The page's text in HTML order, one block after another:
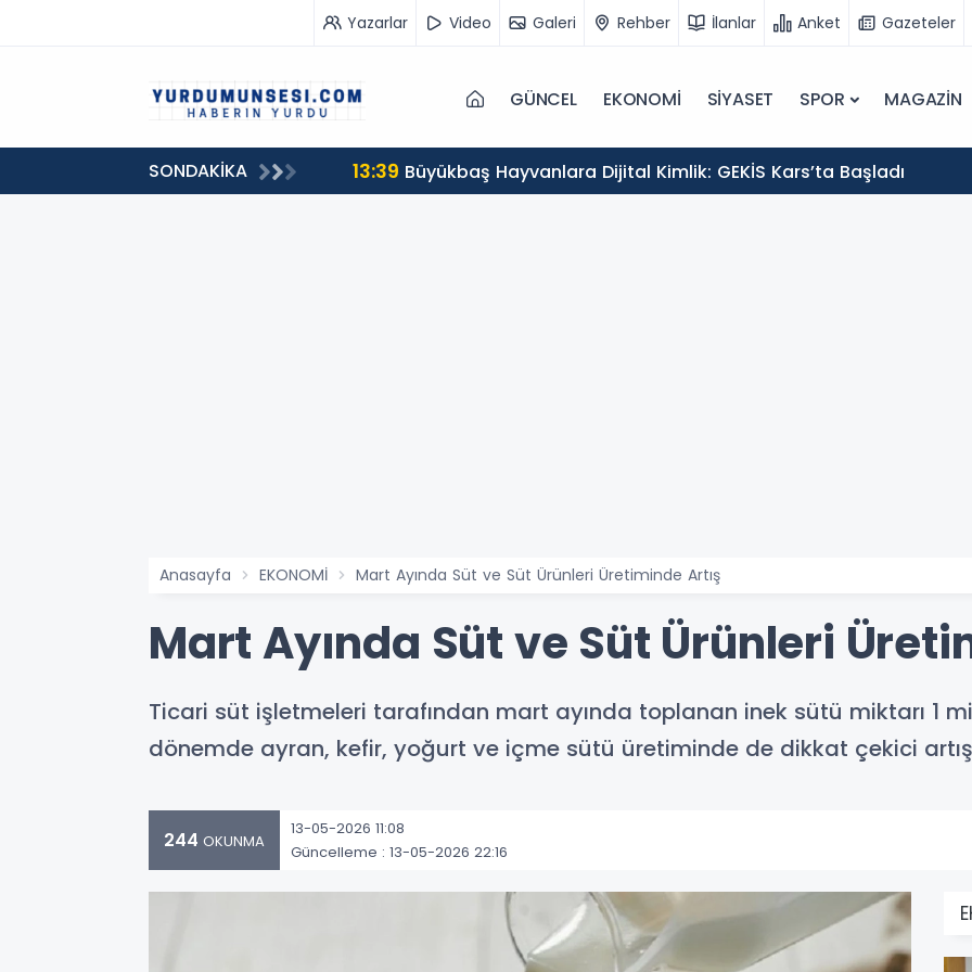
Yazarlar Video Galeri Rehber İlanlar Anket Gazeteler
GÜNCEL EKONOMİ SİYASET SPOR MAGAZİN
SONDAKİKA
milyon 549 bin 594 TL. bağış 13:39 Büyükbaş Hayvanlara Dijital Kimlik: GEKİS Kars’ta Başladı
Anasayfa EKONOMİ Mart Ayında Süt ve Süt Ürünleri Üretiminde Artış
Mart Ayında Süt ve Süt Ürünleri
Ticari süt işletmeleri tarafından mart ayında toplanan inek sütü miktarı 1
dönemde ayran, kefir, yoğurt ve içme sütü üretiminde de dikkat çekici
244 OKUNMA
13-05-2026 11:08
Güncelleme : 13-05-2026 22:16